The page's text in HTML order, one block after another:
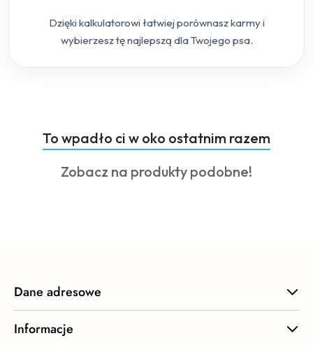
Dzięki kalkulatorowi łatwiej porównasz karmy i
wybierzesz tę najlepszą dla Twojego psa.
Pomiń karuzelę produktów
Produkty
o
statusie:
To wpadło ci w oko ostatnim razem
Produkty
Zobacz na produkty podobne!
Dane adresowe
Informacje